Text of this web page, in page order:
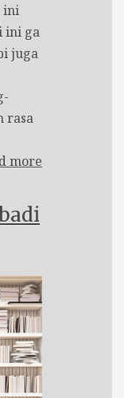
ini
ini ga
juga
rasa
more